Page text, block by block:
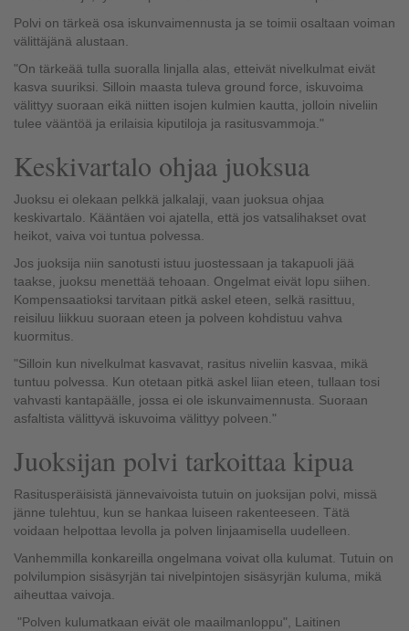
Polvi on tärkeä osa iskunvaimennusta ja se toimii osaltaan voiman
välittäjänä alustaan.
"On tärkeää tulla suoralla linjalla alas, etteivät nivelkulmat eivät
kasva suuriksi. Silloin maasta tuleva ground force, iskuvoima
välittyy suoraan eikä niitten isojen kulmien kautta, jolloin niveliin
tulee vääntöä ja erilaisia kiputiloja ja rasitusvammoja."
Keskivartalo ohjaa juoksua
Juoksu ei olekaan pelkkä jalkalaji, vaan juoksua ohjaa
keskivartalo. Kääntäen voi ajatella, että jos vatsalihakset ovat
heikot, vaiva voi tuntua polvessa.
Jos juoksija niin sanotusti istuu juostessaan ja takapuoli jää
taakse, juoksu menettää tehoaan. Ongelmat eivät lopu siihen.
Kompensaatioksi tarvitaan pitkä askel eteen, selkä rasittuu,
reisiluu liikkuu suoraan eteen ja polveen kohdistuu vahva
kuormitus.
"Silloin kun nivelkulmat kasvavat, rasitus niveliin kasvaa, mikä
tuntuu polvessa. Kun otetaan pitkä askel liian eteen, tullaan tosi
vahvasti kantapäälle, jossa ei ole iskunvaimennusta. Suoraan
asfaltista välittyvä iskuvoima välittyy polveen."
Juoksijan polvi tarkoittaa kipua
Rasitusperäisistä jännevaivoista tutuin on juoksijan polvi, missä
jänne tulehtuu, kun se hankaa luiseen rakenteeseen. Tätä
voidaan helpottaa levolla ja polven linjaamisella uudelleen.
Vanhemmilla konkareilla ongelmana voivat olla kulumat. Tutuin on
polvilumpion sisäsyrjän tai nivelpintojen sisäsyrjän kuluma, mikä
aiheuttaa vaivoja.
"Polven kulumatkaan eivät ole maailmanloppu", Laitinen